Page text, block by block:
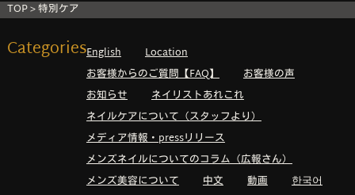
TOP>特別ケア
CategoriesEnglish
Location
お客様からのご質問【FAQ】
お客様の声
お知らせ
ネイリストあれこれ
ネイルケアについて（スタッフより）
メディア情報・pressリリース
メンズネイルについてのコラム（広報さん）
メンズ美容について
中文 動画 한국어